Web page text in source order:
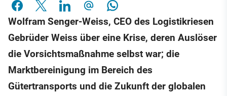
Wolfram Senger-Weiss, CEO des Logistikriesen
Gebrüder Weiss über eine Krise, deren Auslöser
die Vorsichtsmaßnahme selbst war; die
Marktbereinigung im Bereich des
Gütertransports und die Zukunft der globalen